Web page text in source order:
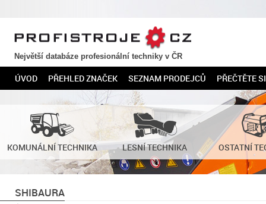
PROFISTROJE.CZ
Největší databáze profesionální techniky v ČR
ÚVOD PŘEHLED ZNAČEK SEZNAM PRODEJCŮ PŘEČTĚTE SI
KOMUNÁLNÍ TECHNIKA LESNÍ TECHNIKA OSTATNÍ
SHIBAURA